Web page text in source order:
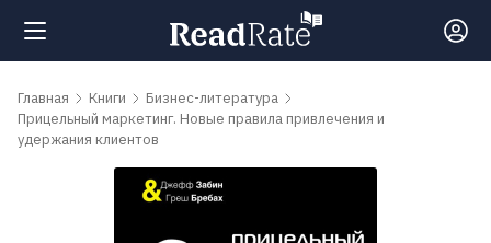
Поиск
Главная Книги
Бизнес-литература
Прицельный маркетинг. Новые правила привлечения и
удержания клиентов